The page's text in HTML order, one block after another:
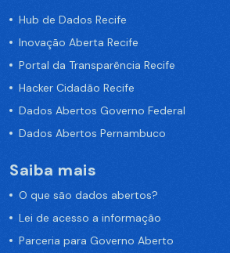
Hub de Dados Recife
Inovação Aberta Recife
Portal da Transparência Recife
Hacker Cidadão Recife
Dados Abertos Governo Federal
Dados Abertos Pernambuco
Saiba mais
O que são dados abertos?
Lei de acesso a informação
Parceria para Governo Aberto